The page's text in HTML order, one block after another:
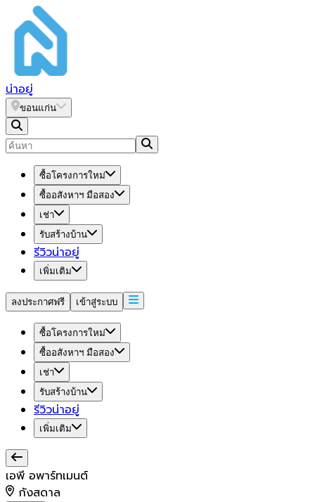
น่าอยู่
ขอนแก่น
ซื้อโครงการใหม่
ซื้ออสังหาฯ มือสอง
เช่า
รับสร้างบ้าน
รีวิวน่าอยู่
เพิ่มเติม
ลงประกาศฟรี เข้าสู่ระบบ
ซื้อโครงการใหม่
ซื้ออสังหาฯ มือสอง
เช่า
รับสร้างบ้าน
รีวิวน่าอยู่
เพิ่มเติม
เอพี อพาร์ทเมนต์
กังสดาล